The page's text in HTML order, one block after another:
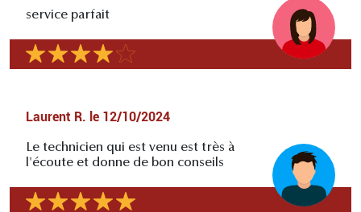
service parfait
Laurent R. le 12/10/2024
Le technicien qui est venu est très à
l'écoute et donne de bon conseils